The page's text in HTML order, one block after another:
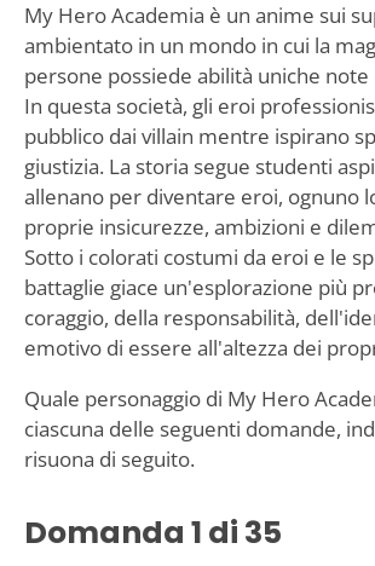
My Hero Academia è un anime sui
ambientato in un mondo in cui la
persone possiede abilità uniche note
In questa società, gli eroi
pubblico dai villain mentre ispirano
giustizia. La storia segue studenti
allenano per diventare eroi, ognuno
proprie insicurezze, ambizioni e
Sotto i colorati costumi da eroi e le
battaglie giace un'esplorazione più
coraggio, della responsabilità,
emotivo di essere all'altezza dei
Quale personaggio di My Hero
ciascuna delle seguenti domande,
risuona di seguito.
Domanda 1 di 35